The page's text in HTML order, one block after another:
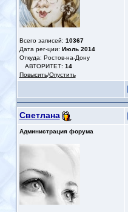
Всего записей: 10367
Дата рег-ции: Июль 2014
Откуда: Ростов-на-Дону
АВТОРИТЕТ: 14
Повысить/Опустить
Светлана
Администрация форума